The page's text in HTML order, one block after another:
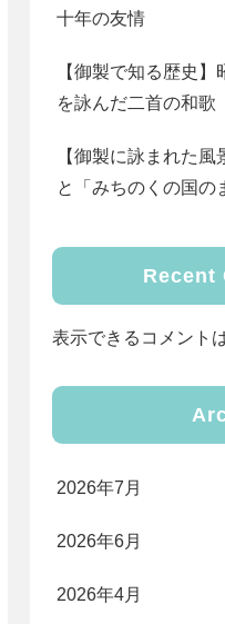
十年の友情
【御製で知る歴史
を詠んだ二首の和歌
【御製に詠まれた
と「みちのくの国の
Recent
表示できるコメント
2026年7月
2026年6月
2026年4月